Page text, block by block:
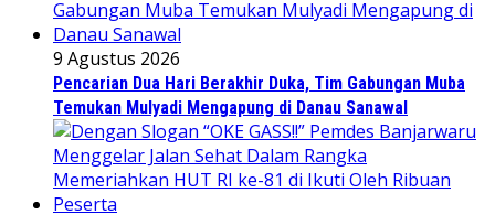
9 Agustus 2026
Pencarian Dua Hari Berakhir Duka, Tim Gabungan Muba
Temukan Mulyadi Mengapung di Danau Sanawal